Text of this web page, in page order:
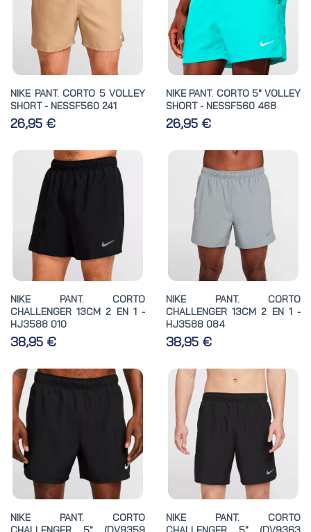
NIKE PANT. CORTO 5 VOLLEY
SHORT - NESSF560 241
26,95 €
NIKE PANT. CORTO 5" VOLLEY
SHORT - NESSF560 468
26,95 €
NIKE PANT. CORTO
CHALLENGER 13CM 2 EN 1 -
HJ3588 010
38,95 €
NIKE PANT. CORTO
CHALLENGER 13CM 2 EN 1 -
HJ3588 084
38,95 €
NIKE PANT. CORTO
NIKE PANT. CORTO